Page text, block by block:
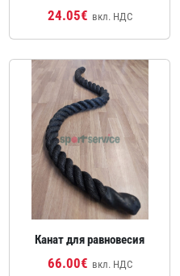
24.05€ вкл. НДС
Канат для равновесия
66.00€ вкл. НДС